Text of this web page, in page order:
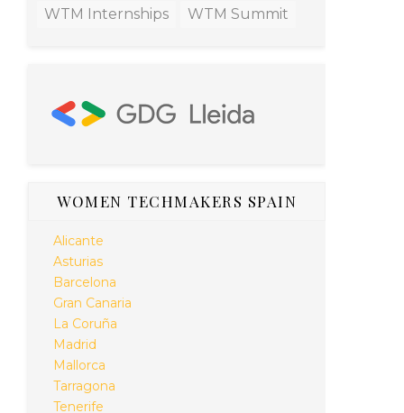
WTM Internships
WTM Summit
WOMEN TECHMAKERS SPAIN
Alicante
Asturias
Barcelona
Gran Canaria
La Coruña
Madrid
Mallorca
Tarragona
Tenerife